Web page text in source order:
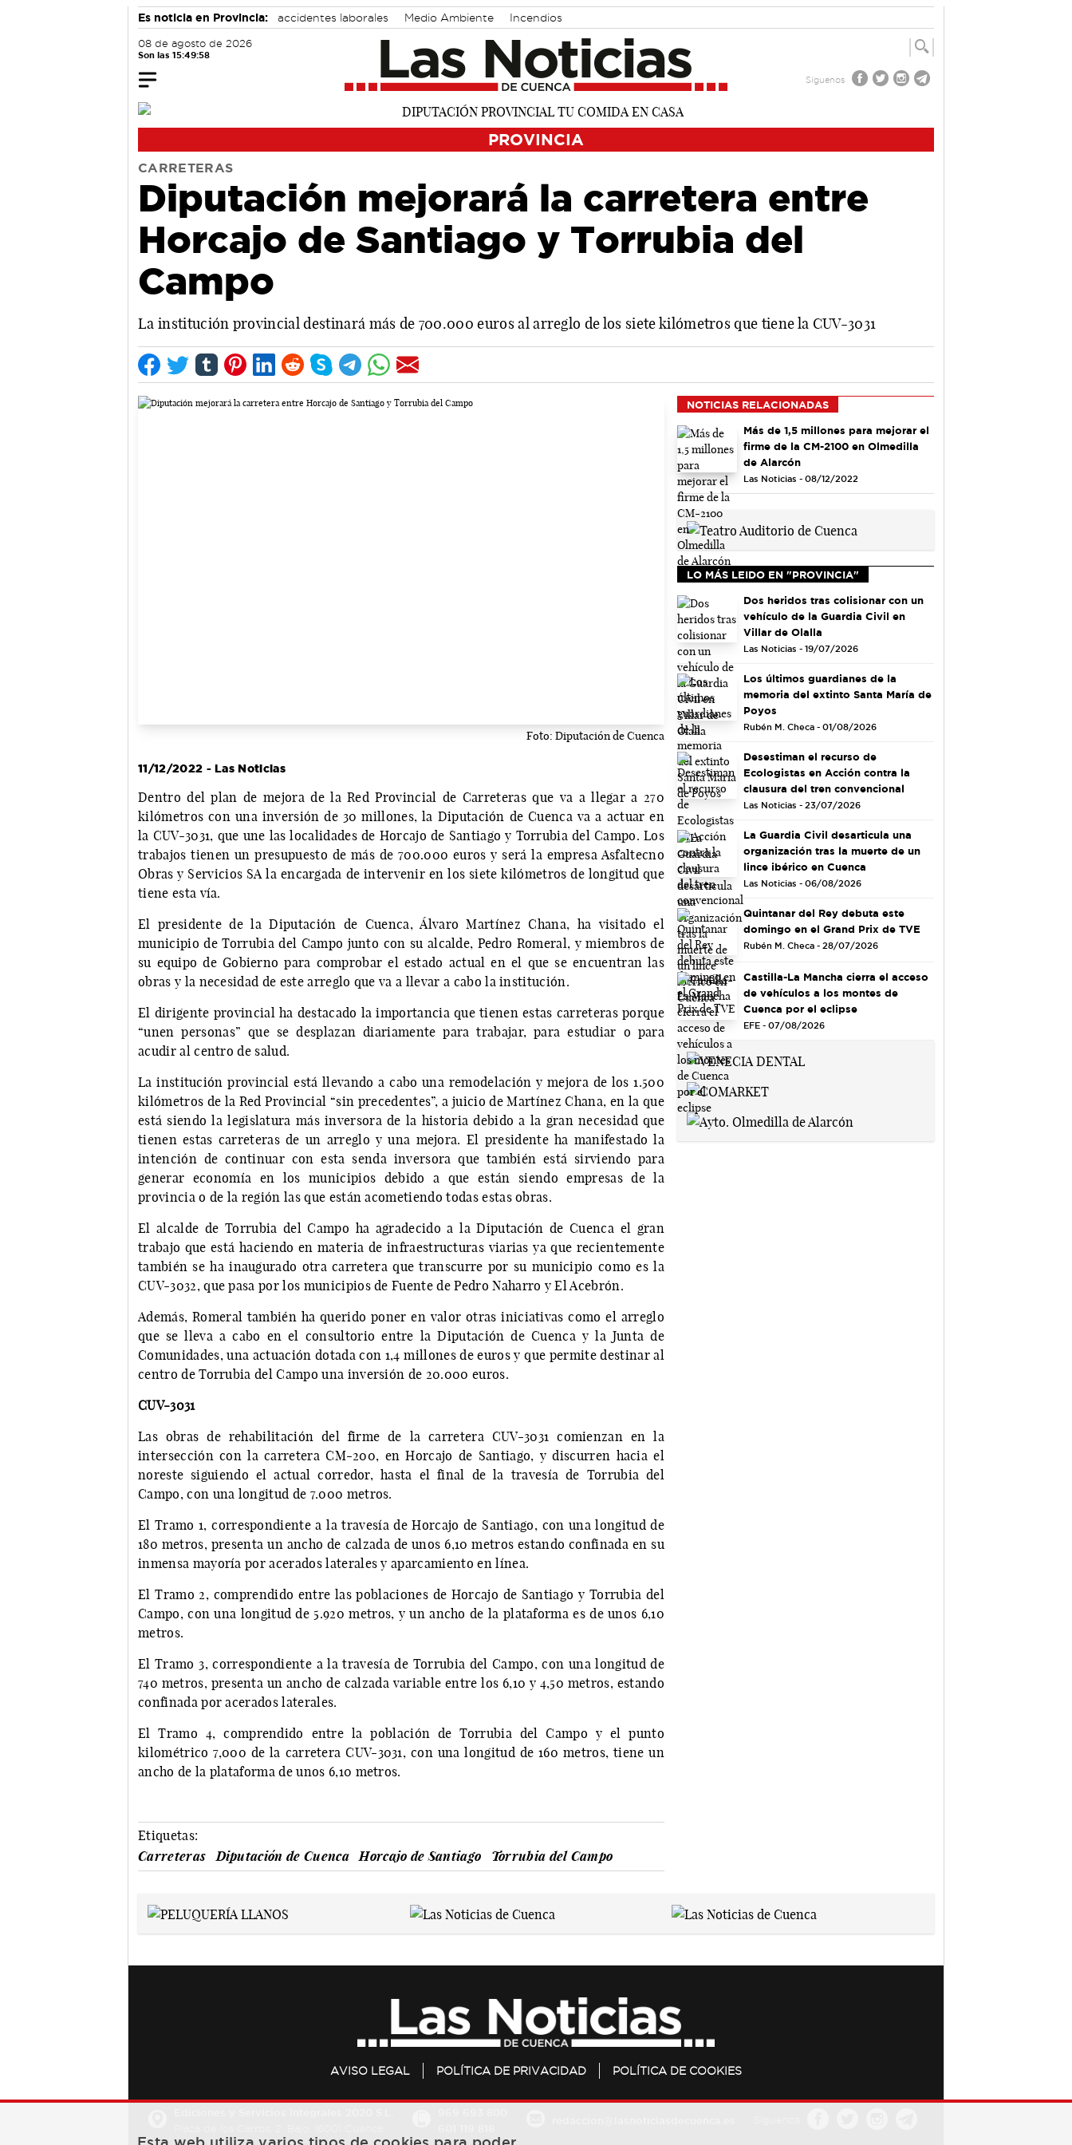
Es noticia en Provincia: accidentes laborales Medio Ambiente Incendios
08 de agosto de 2026
Son las 15:49:59
Síguenos
PROVINCIA
CARRETERAS
Diputación mejorará la carretera entre
Horcajo de Santiago y Torrubia del
Campo
La institución provincial destinará más de 700.000 euros al arreglo de los siete kilómetros que tiene la CUV-3031
Foto: Diputación de Cuenca
11/12/2022 - Las Noticias
Dentro del plan de mejora de la Red Provincial de Carreteras que va a llegar a 270
kilómetros con una inversión de 30 millones, la Diputación de Cuenca va a actuar en
la CUV-3031, que une las localidades de Horcajo de Santiago y Torrubia del Campo. Los
trabajos tienen un presupuesto de más de 700.000 euros y será la empresa Asfaltecno
Obras y Servicios SA la encargada de intervenir en los siete kilómetros de longitud que
tiene esta vía.
El presidente de la Diputación de Cuenca, Álvaro Martínez Chana, ha visitado el
municipio de Torrubia del Campo junto con su alcalde, Pedro Romeral, y miembros de
su equipo de Gobierno para comprobar el estado actual en el que se encuentran las
obras y la necesidad de este arreglo que va a llevar a cabo la institución.
El dirigente provincial ha destacado la importancia que tienen estas carreteras porque
“unen personas” que se desplazan diariamente para trabajar, para estudiar o para
acudir al centro de salud.
La institución provincial está llevando a cabo una remodelación y mejora de los 1.500
kilómetros de la Red Provincial “sin precedentes”, a juicio de Martínez Chana, en la que
está siendo la legislatura más inversora de la historia debido a la gran necesidad que
tienen estas carreteras de un arreglo y una mejora. El presidente ha manifestado la
intención de continuar con esta senda inversora que también está sirviendo para
generar economía en los municipios debido a que están siendo empresas de la
provincia o de la región las que están acometiendo todas estas obras.
El alcalde de Torrubia del Campo ha agradecido a la Diputación de Cuenca el gran
trabajo que está haciendo en materia de infraestructuras viarias ya que recientemente
también se ha inaugurado otra carretera que transcurre por su municipio como es la
CUV-3032, que pasa por los municipios de Fuente de Pedro Naharro y El Acebrón.
Además, Romeral también ha querido poner en valor otras iniciativas como el arreglo
que se lleva a cabo en el consultorio entre la Diputación de Cuenca y la Junta de
Comunidades, una actuación dotada con 1,4 millones de euros y que permite destinar al
centro de Torrubia del Campo una inversión de 20.000 euros.
CUV-3031
Las obras de rehabilitación del firme de la carretera CUV-3031 comienzan en la
intersección con la carretera CM-200, en Horcajo de Santiago, y discurren hacia el
noreste siguiendo el actual corredor, hasta el final de la travesía de Torrubia del
Campo, con una longitud de 7.000 metros.
El Tramo 1, correspondiente a la travesía de Horcajo de Santiago, con una longitud de
180 metros, presenta un ancho de calzada de unos 6,10 metros estando confinada en su
inmensa mayoría por acerados laterales y aparcamiento en línea.
El Tramo 2, comprendido entre las poblaciones de Horcajo de Santiago y Torrubia del
Campo, con una longitud de 5.920 metros, y un ancho de la plataforma es de unos 6,10
metros.
El Tramo 3, correspondiente a la travesía de Torrubia del Campo, con una longitud de
740 metros, presenta un ancho de calzada variable entre los 6,10 y 4,50 metros, estando
confinada por acerados laterales.
El Tramo 4, comprendido entre la población de Torrubia del Campo y el punto
kilométrico 7,000 de la carretera CUV-3031, con una longitud de 160 metros, tiene un
ancho de la plataforma de unos 6,10 metros.
Etiquetas:
Carreteras
Diputación de Cuenca Horcajo de Santiago Torrubia del Campo
NOTICIAS RELACIONADAS
Más de 1,5 millones para mejorar el
firme de la CM-2100 en Olmedilla
de Alarcón
Las Noticias - 08/12/2022
LO MÁS LEIDO EN "PROVINCIA"
Dos heridos tras colisionar con un
vehículo de la Guardia Civil en
Villar de Olalla
Las Noticias - 19/07/2026
Los últimos guardianes de la
memoria del extinto Santa María de
Poyos
Rubén M. Checa - 01/08/2026
Desestiman el recurso de
Ecologistas en Acción contra la
clausura del tren convencional
Las Noticias - 23/07/2026
La Guardia Civil desarticula una
organización tras la muerte de un
lince ibérico en Cuenca
Las Noticias - 06/08/2026
Quintanar del Rey debuta este
domingo en el Grand Prix de TVE
Rubén M. Checa - 28/07/2026
Castilla-La Mancha cierra el acceso
de vehículos a los montes de
Cuenca por el eclipse
EFE - 07/08/2026
AVISO LEGAL POLÍTICA DE PRIVACIDAD POLÍTICA DE COOKIES